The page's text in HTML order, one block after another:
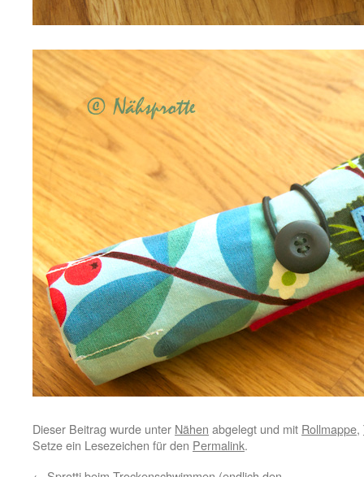
Dieser Beitrag wurde unter Nähen abgelegt und mit Rollmappe,
Setze ein Lesezeichen für den Permalink.